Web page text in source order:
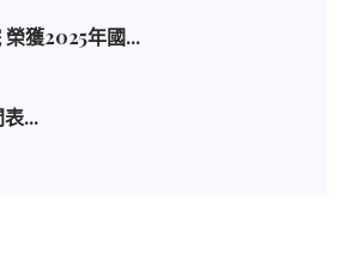
獲2025年國...
表...